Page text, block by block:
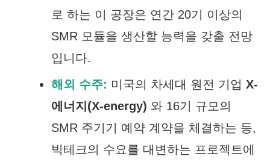
로 하는 이 공장은 연간 20기 이상의
SMR 모듈을 생산할 능력을 갖출 전망
입니다.
해외 수주: 미국의 차세대 원전 기업 X-
에너지(X-energy) 와 16기 규모의
SMR 주기기 예약 계약을 체결하는 등,
빅테크의 수요를 대변하는 프로젝트에